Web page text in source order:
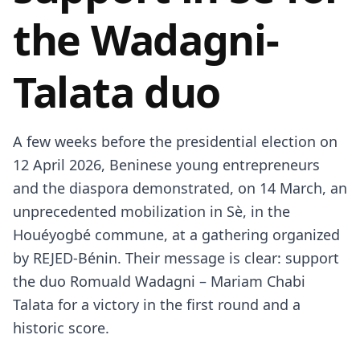
the Wadagni-
Talata duo
A few weeks before the presidential election on
12 April 2026, Beninese young entrepreneurs
and the diaspora demonstrated, on 14 March, an
unprecedented mobilization in Sè, in the
Houéyogbé commune, at a gathering organized
by REJED-Bénin. Their message is clear: support
the duo Romuald Wadagni – Mariam Chabi
Talata for a victory in the first round and a
historic score.